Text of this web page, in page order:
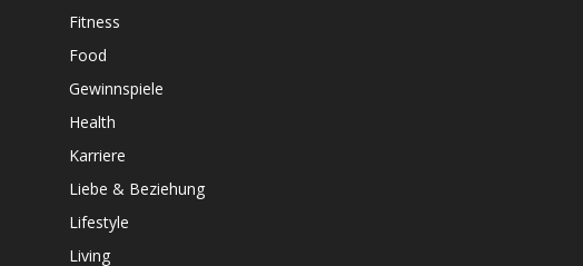
Fitness
Food
Gewinnspiele
Health
Karriere
Liebe & Beziehung
Lifestyle
Living